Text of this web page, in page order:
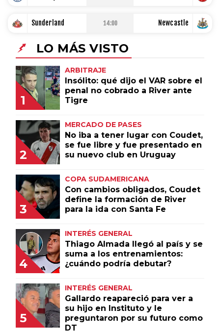
Políticas de Privacidad
Ad Choices
Un producto de Futbol Sites.
reservados.
Sunderland 14:00 Newcastle
LO MÁS VISTO
1
ARBITRAJE
Insólito: qué dijo el VAR sobre el
penal no cobrado a River ante
Tigre
2
MERCADO DE PASES
No iba a tener lugar con Coudet,
se fue libre y fue presentado en
su nuevo club en Uruguay
3
COPA SUDAMERICANA
Con cambios obligados, Coudet
define la formación de River
para la ida con Santa Fe
4
INTERÉS GENERAL
Thiago Almada llegó al país y se
suma a los entrenamientos:
¿cuándo podría debutar?
5
INTERÉS GENERAL
Gallardo reapareció para ver a
su hijo en Instituto y le
preguntaron por su futuro como
DT